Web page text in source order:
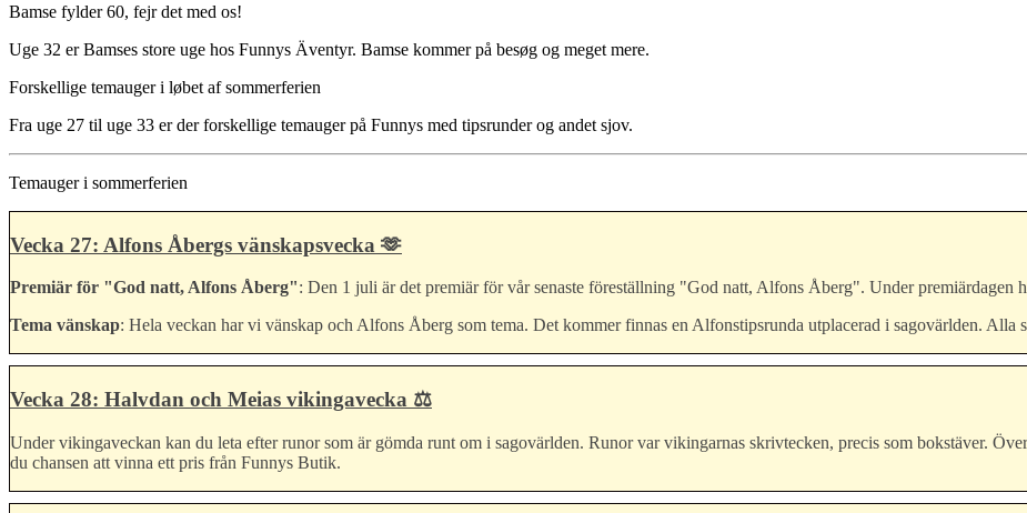
Bamse fylder 60, fejr det med os!
Uge 32 er Bamses store uge hos Funnys Äventyr. Bamse kommer på besøg og meget mere.
Forskellige temauger i løbet af sommerferien
Fra uge 27 til uge 33 er der forskellige temauger på Funnys med tipsrunder og andet sjov.
Temauger i sommerferien
Vecka 27: Alfons Åbergs vänskapsvecka 🫶
Premiär för "God natt, Alfons Åberg": Den 1 juli är det premiär för vår senaste föreställning "God natt, Alfons Åberg". Under premiärdagen
Tema vänskap: Hela veckan har vi vänskap och Alfons Åberg som tema. Det kommer finnas en Alfonstipsrunda utplacerad i sagovärlden. Alla
Vecka 28: Halvdan och Meias vikingavecka ⚖️
Under vikingaveckan kan du leta efter runor som är gömda runt om i sagovärlden. Runor var vikingarnas skrivtecken, precis som bokstäver.
du chansen att vinna ett pris från Funnys Butik.